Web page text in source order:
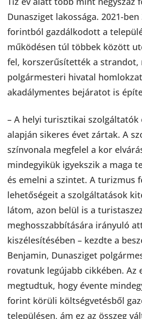
Dunasziget lakossága. 2021-
forintból gazdálkodott a
működésen túl többek között
fel, korszerűsítették a strandot,
polgármesteri hivatal
akadálymentes bejáratot is
– A helyi turisztikai szolgáltatók
alapján sikeres évet zártak. A
színvonala megfelel a kor
mindegyikük igyekszik a maga
és emelni a szintet. A turizmus
lehetőségeit a szolgáltatások
látom, azon belül is a
meghosszabbítására irányuló
kiszélesítésében – kezdte a
Benjamin, Dunasziget
rovatunk legújabb cikkében. Az
megtudtuk, hogy évente
forint körüli költségvetésből
településen, ám ez az összeg